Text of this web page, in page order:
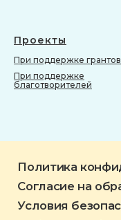
Проекты
При поддержке грантов
При поддержке
благотворителей